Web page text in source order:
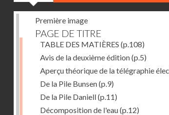
Première image
PAGE DE TITRE
TABLE DES MATIÈRES (p.108)
Avis de la deuxième édition(p.5)
Aperçu théorique de la télégraphie
De la Pile Bunsen(p.9)
De la Pile Daniell(p.11)
Décomposition de l'eau(p.12)